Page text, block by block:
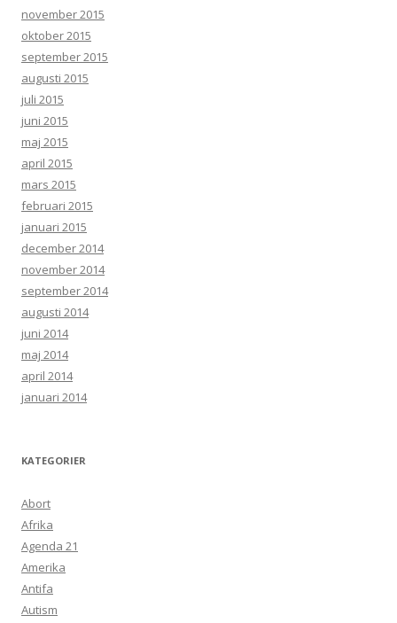
november 2015
oktober 2015
september 2015
augusti 2015
juli 2015
juni 2015
maj 2015
april 2015
mars 2015
februari 2015
januari 2015
december 2014
november 2014
september 2014
augusti 2014
juni 2014
maj 2014
april 2014
januari 2014
KATEGORIER
Abort
Afrika
Agenda 21
Amerika
Antifa
Autism